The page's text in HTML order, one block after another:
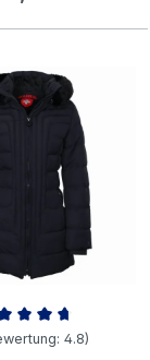
Bewertung
4.8)